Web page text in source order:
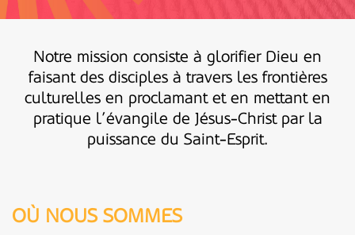
Notre mission consiste à glorifier Dieu en
faisant des disciples à travers les frontières
culturelles en proclamant et en mettant en
pratique l’évangile de Jésus-Christ par la
puissance du Saint-Esprit.
OÙ NOUS SOMMES